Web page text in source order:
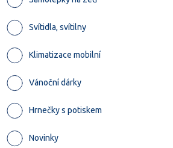
Svítidla, svítilny
Klimatizace mobilní
Vánoční dárky
Hrnečky s potiskem
Novinky